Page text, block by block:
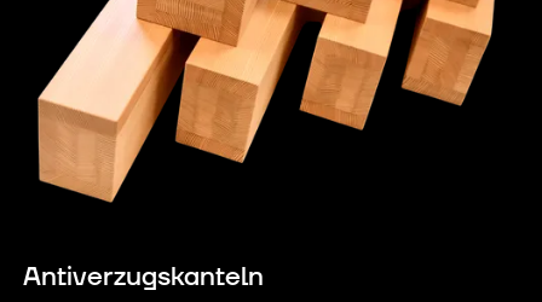
Antiverzugskanteln